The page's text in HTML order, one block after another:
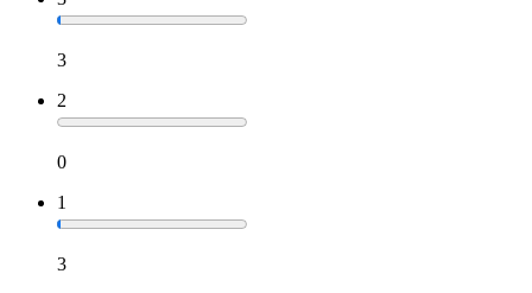
3
2
0
1
3